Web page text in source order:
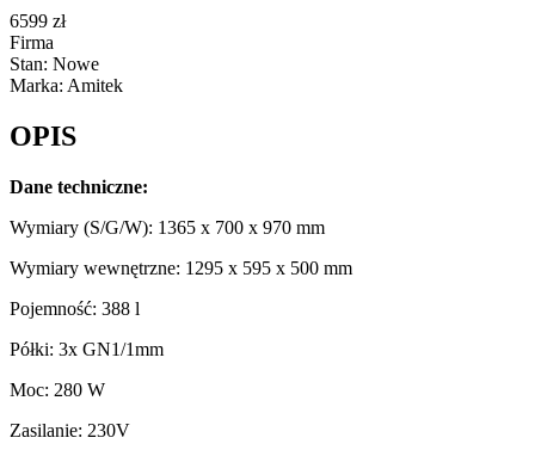
6599 zł
Firma
Stan: Nowe
Marka: Amitek
OPIS
Dane techniczne:
Wymiary (S/G/W): 1365 x 700 x 970 mm
Wymiary wewnętrzne: 1295 x 595 x 500 mm
Pojemność: 388 l
Półki: 3x GN1/1mm
Moc: 280 W
Zasilanie: 230V